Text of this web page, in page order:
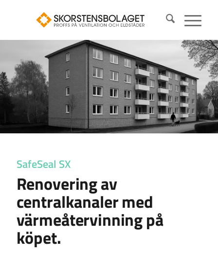
SafeSeal SX
Renovering av
centralkanaler med
värmeåtervinning på
köpet.